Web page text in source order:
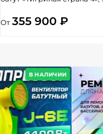
От 355 900 ₽
В НАЛИЧИИ